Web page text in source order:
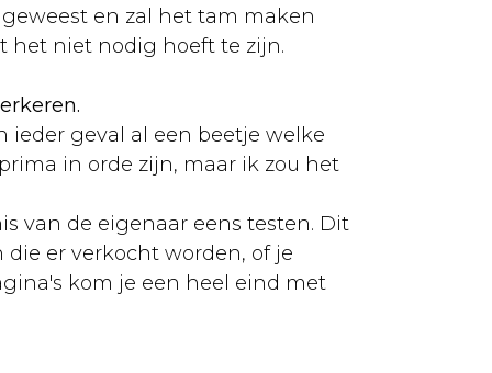
en zal het tam maken
het niet nodig hoeft te zijn.
ieder geval al een beetje welke
in orde zijn, maar ik zou het
van de eigenaar eens testen. Dit
er verkocht worden, of je
kom je een heel eind met